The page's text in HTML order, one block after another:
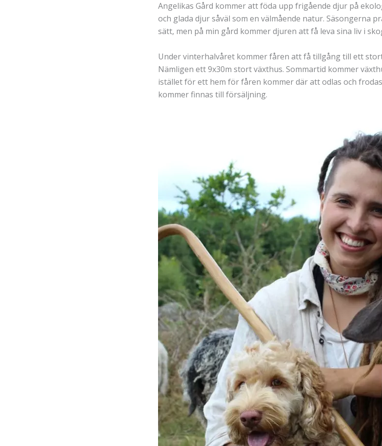
Angelikas Gård kommer att föda upp frigående djur på
och glada djur såväl som en välmående natur. Säsongerna
sätt, men på min gård kommer djuren att få leva sina liv i
Under vinterhalvåret kommer fåren att få tillgång till ett
Nämligen ett 9x30m stort växthus. Sommartid kommer
istället för ett hem för fåren kommer där att odlas och
kommer finnas till försäljning.